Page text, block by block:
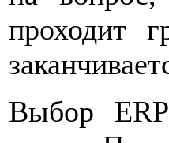
проходит
Выбор